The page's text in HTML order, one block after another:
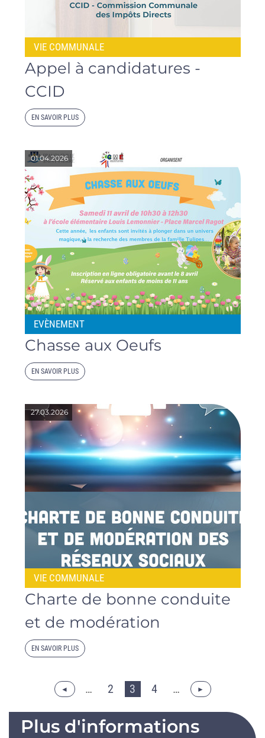
VIE COMMUNALE
Appel à candidatures -
CCID
EN SAVOIR PLUS
01.04.2026
EVÈNEMENT
Chasse aux Oeufs
EN SAVOIR PLUS
27.03.2026
VIE COMMUNALE
Charte de bonne conduite
et de modération
EN SAVOIR PLUS
… 2 3 4 …
Plus d'informations